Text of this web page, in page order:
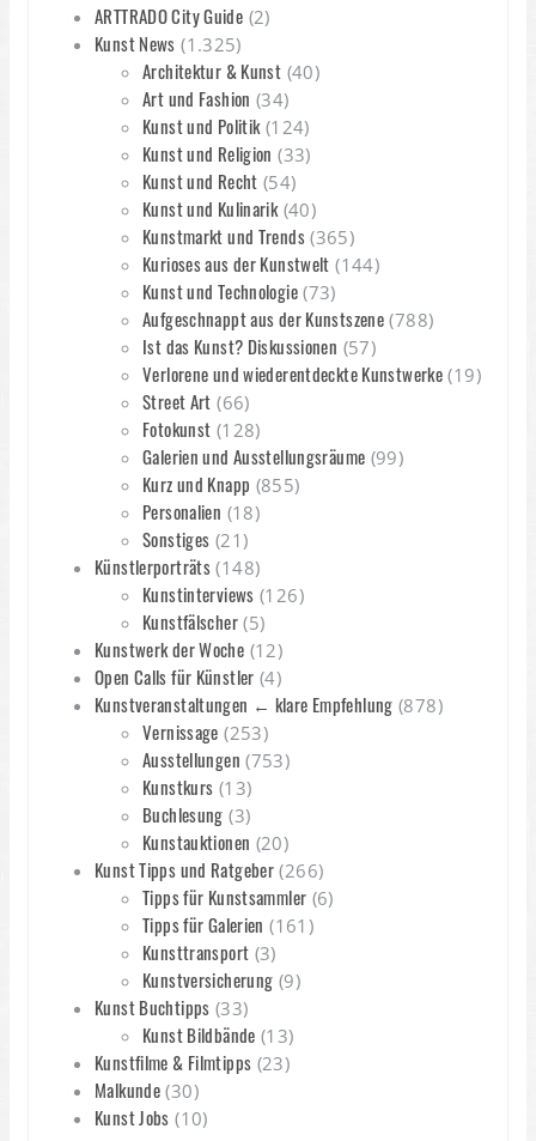
ARTTRADO City Guide (2)
Kunst News (1.325)
Architektur & Kunst (40)
Art und Fashion (34)
Kunst und Politik(124)
Kunst und Religion (33)
Kunst und Recht (54)
Kunst und Kulinarik(40)
Kunstmarkt und Trends(365)
Kurioses aus der Kunstwelt (144)
Kunst und Technologie(73)
Aufgeschnappt aus der Kunstszene (788)
Ist das Kunst? Diskussionen (57)
Verlorene und wiederentdeckte Kunstwerke (19)
Street Art (66)
Fotokunst (128)
Galerien und Ausstellungsräume (99)
Kurz und Knapp (855)
Personalien (18)
Sonstiges (21)
Künstlerporträts (148)
Kunstinterviews (126)
Kunstfälscher(5)
Kunstwerk der Woche (12)
Open Calls für Künstler (4)
Kunstveranstaltungen ← klare Empfehlung (878)
Vernissage (253)
Ausstellungen (753)
Kunstkurs (13)
Buchlesung (3)
Kunstauktionen (20)
Kunst Tipps und Ratgeber (266)
Tipps für Kunstsammler (6)
Tipps für Galerien (161)
Kunsttransport (3)
Kunstversicherung (9)
Kunst Buchtipps (33)
Kunst Bildbände (13)
Kunstfilme & Filmtipps (23)
Malkunde (30)
Kunst Jobs (10)